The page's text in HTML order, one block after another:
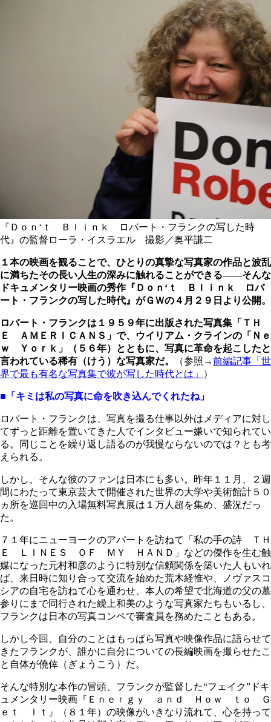
『Ｄｏｎ‘ｔ Ｂｌｉｎｋ ロバート・フランクの写した時
代』の監督ローラ・イスラエル 撮影／奥平謙二
１本の映画を観ることで、ひとりの真摯な写真家の作品と波乱
に満ちたその長い人生の深みに触れることができる――そんな
ドキュメンタリー映画の秀作『Ｄｏｎ‘ｔ Ｂｌｉｎｋ ロバ
ート・フランクの写した時代』がＧＷの４月２９日より公開。
ロバート・フランクは１９５９年に出版された写真集「ＴＨ
Ｅ ＡＭＥＲＩＣＡＮＳ」で、ウイリアム・クラインの「Ｎｅ
ｗ Ｙｏｒｋ」（５６年）とともに、写真に革命を起こしたと
言われている稀有（けう）な写真家だ。
（参照→前編記事「世
界で最も有名な写真集で彼が写した時代とは」
）
■「キミは私の写真に命を吹き込んでくれたね」
ロバート・フランクは、写真を撮る仕事以外はメディアに対し
てずっと距離を置いてきた人でインタビュー嫌いで知られてい
る。同じことを繰り返し語るのが我慢ならないのでは？とも考
えられる。
しかし、そんな彼のファンは日本にも多い。昨年１１月、２週
間にわたって東京芸大で開催された世界の大学や美術館計５０
ヵ所を巡回中の入場無料写真展は１万人超を集め、盛況だっ
た。
７１年にニューヨークのアパートを訪ねて「私の手の詩 ＴＨ
Ｅ ＬＩＮＥＳ ＯＦ ＭＹ ＨＡＮＤ」などの傑作を生む触
媒になった元村和彦のように特別な信頼関係を築いた人もいれ
ば、来日時に知り合って交流を始めた荒木経惟や、ノヴァスコ
シアの自宅を訪ねて心を通わせ、本人の希望で北海道の父の墓
参りにまで同行された繰上和美のような写真家たちもいるし、
フランクは日本の写真コンペで審査員を務めたこともある。
しかし今回、自分のことはもっぱら写真や映像作品に語らせて
きたフランクが、誰かに自分についての長編映画を撮らせたこ
と自体が僥倖（ぎょうこう）だ。
そんな特別な本作の冒頭、フランクが監督した“フェイク”ドキ
ュメンタリー映画『Ｅｎｅｒｇｙ ａｎｄ Ｈｏｗ ｔｏ Ｇ
ｅｔ Ｉｔ』（８１年）の映像がいきなり流れて、心を持って